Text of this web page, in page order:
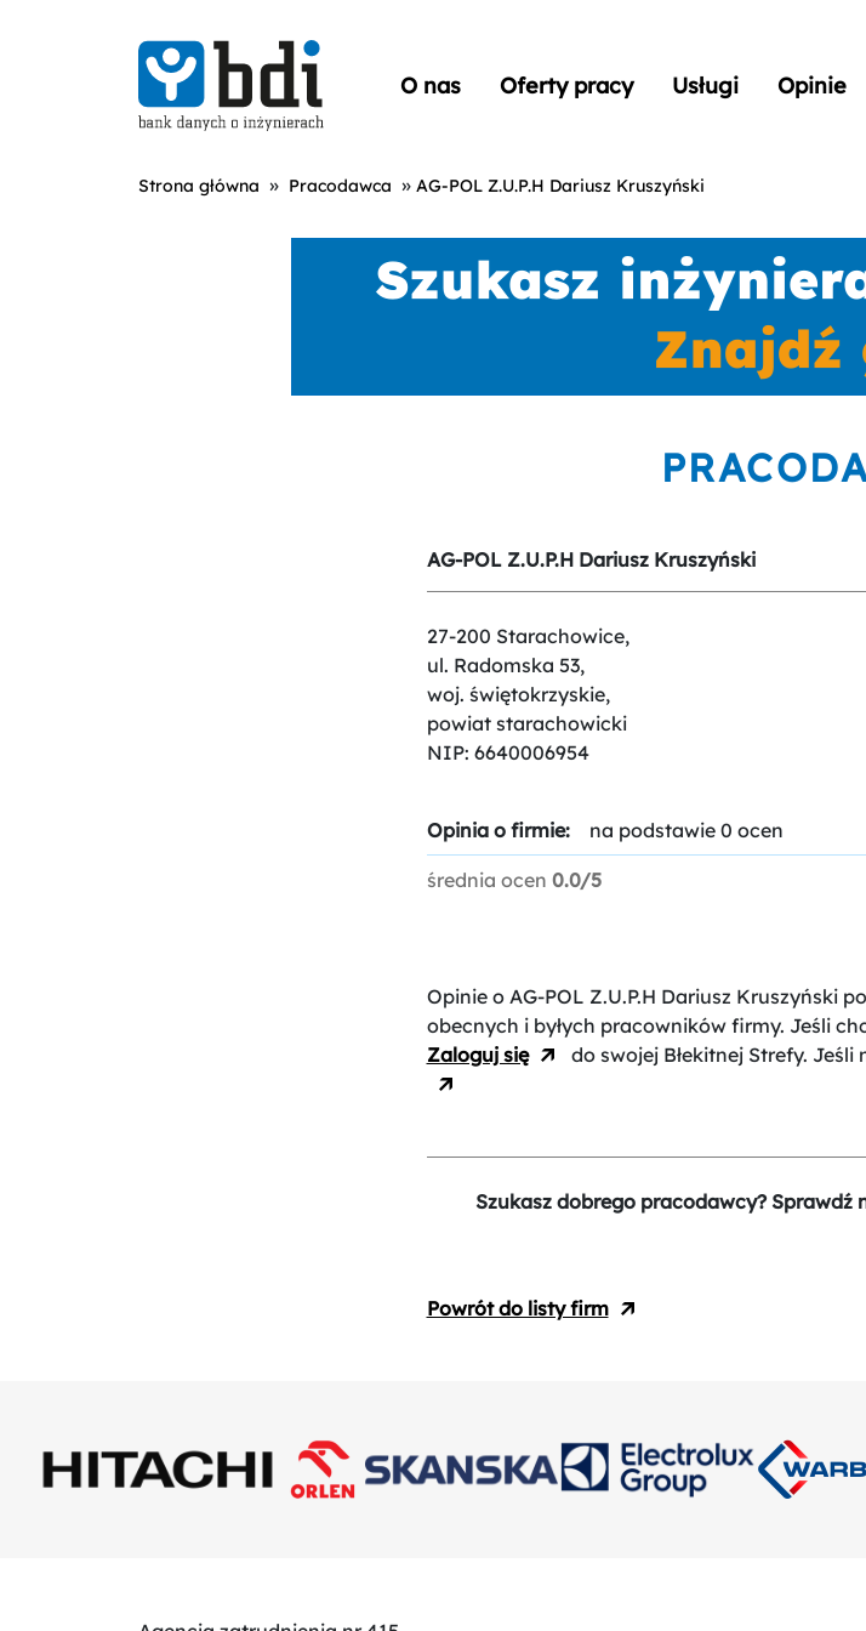
O nas Oferty pracy Usługi Opinie
Strona główna » Pracodawca » AG-POL Z.U.P.H Dariusz Kruszyński
AG-POL Z.U.P.H Dariusz Kruszyński
27-200 Starachowice,
ul. Radomska 53,
woj. świętokrzyskie,
powiat starachowicki
NIP: 6640006954
Opinia o firmie: na podstawie 0 ocen
średnia ocen 0.0/5
Opinie o AG-POL Z.U.P.H Dariusz Kruszyński
obecnych i byłych pracowników firmy. Jeśli
Zaloguj się
do swojej Błekitnej Strefy. Jeśli
Szukasz dobrego pracodawcy? Sprawdź
Powrót do listy firm